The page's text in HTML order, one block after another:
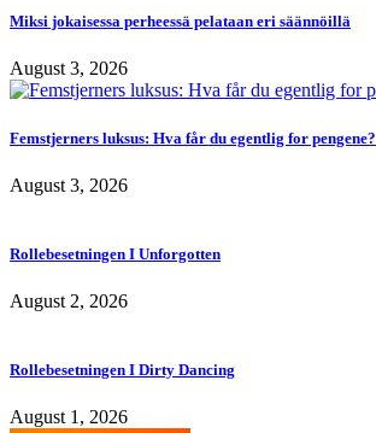
Miksi jokaisessa perheessä pelataan eri säännöillä
August 3, 2026
Femstjerners luksus: Hva får du egentlig for pengene?
August 3, 2026
Rollebesetningen I Unforgotten
August 2, 2026
Rollebesetningen I Dirty Dancing
August 1, 2026